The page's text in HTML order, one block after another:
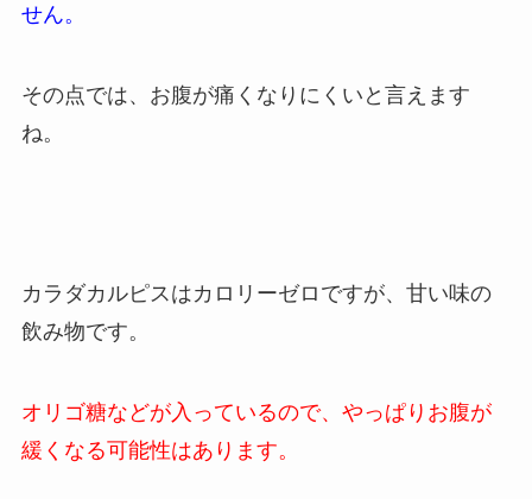
せん。
その点では、お腹が痛くなりにくいと言えます
ね。
カラダカルピスはカロリーゼロですが、甘い味の
飲み物です。
オリゴ糖などが入っているので、やっぱりお腹が
緩くなる可能性はあります。